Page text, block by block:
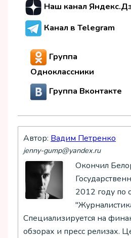
Наш канал
Канал в Telegram
Группа
Одноклассники
Группа Вконтакте
Автор: Вадим Петренко
jenny-gump@yandex.ru
Окончил
2012 году по
Специализируется на
обзорах и пресс релизах.